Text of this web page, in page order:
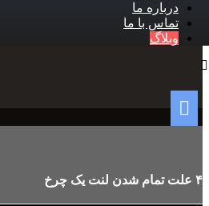
درباره ما
تماس با ما
وبلاگ
۴ علت تمام شدن لنت یک چرخ